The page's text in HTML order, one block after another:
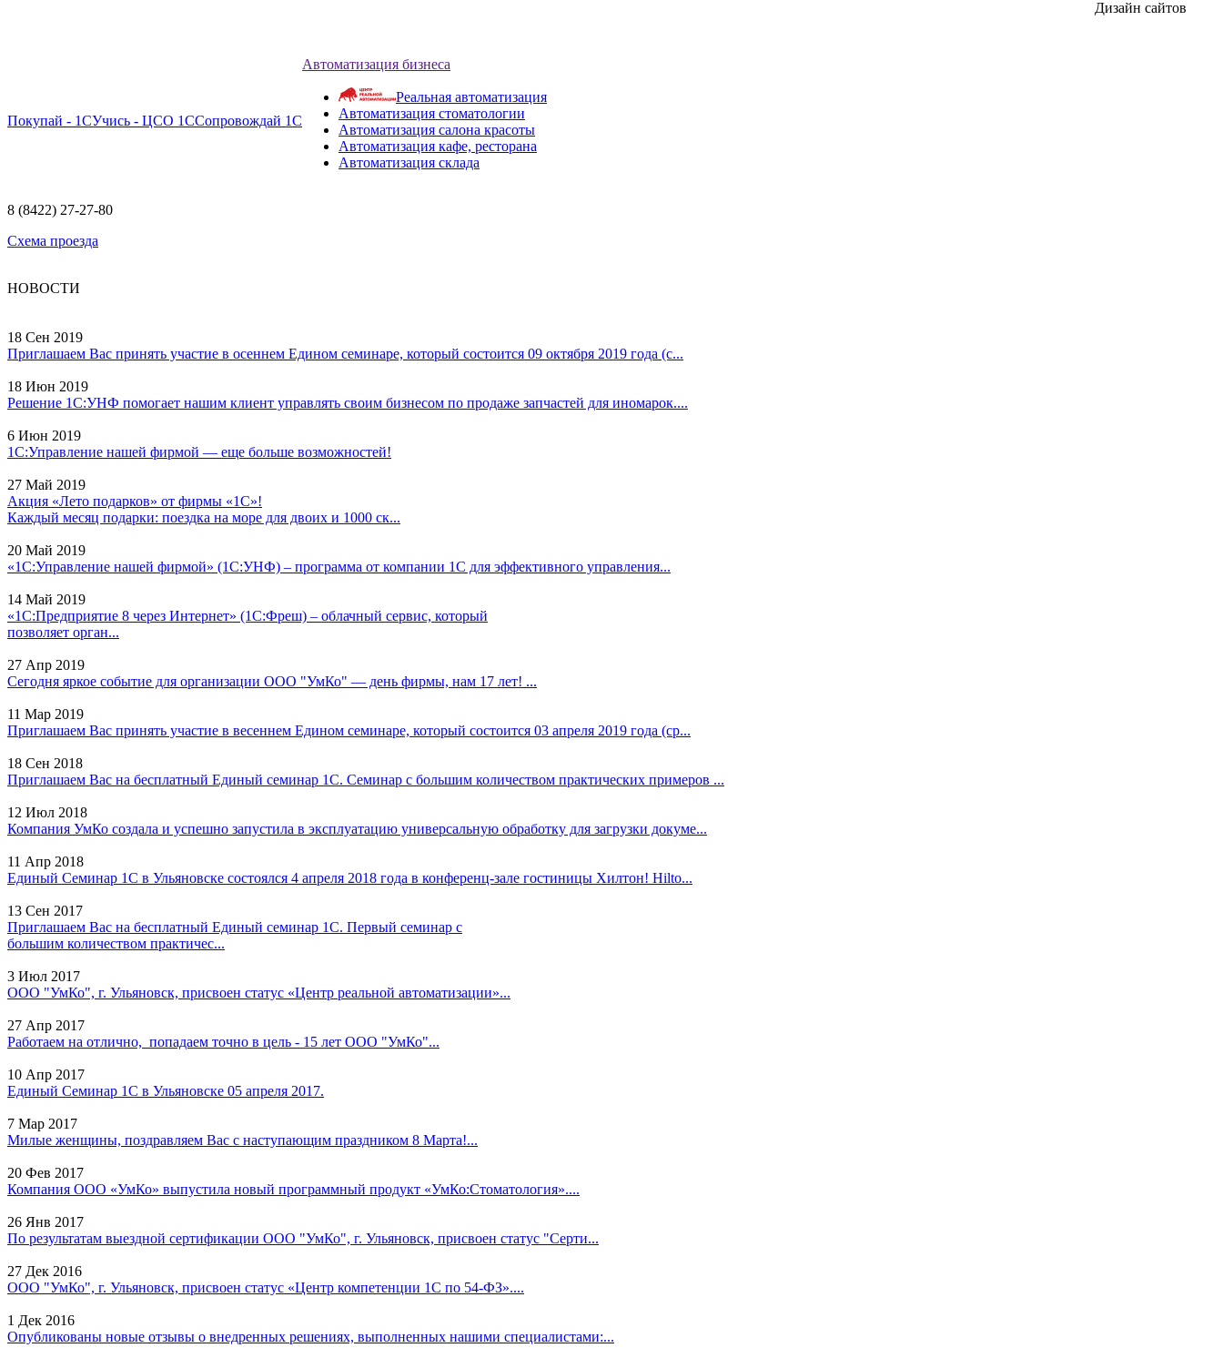
Покупай - 1СУчись - ЦСО 1ССопровождай 1С
Автоматизация бизнеса
Реальная автоматизация
Автоматизация стоматологии
Автоматизация салона красоты
Автоматизация кафе, ресторана
Автоматизация склада
8 (8422) 27-27-80
Схема проезда
НОВОСТИ
18 Сен 2019
Приглашаем Вас принять участие в осеннем Едином семинаре, который состоится 09 октября 2019 года (с...
18 Июн 2019
Решение 1С:УНФ помогает нашим клиент управлять своим бизнесом по продаже запчастей для иномарок....
6 Июн 2019
1С:Управление нашей фирмой — еще больше возможностей!
27 Май 2019
Акция «Лето подарков» от фирмы «1С»!
Каждый месяц подарки: поездка на море для двоих и 1000 ск...
20 Май 2019
«1С:Управление нашей фирмой» (1С:УНФ) – программа от компании 1С для эффективного управления...
14 Май 2019
«1С:Предприятие 8 через Интернет» (1С:Фреш) – облачный сервис, который
позволяет орган...
27 Апр 2019
Сегодня яркое событие для организации ООО "УмКо" — день фирмы, нам 17 лет! ...
11 Мар 2019
Приглашаем Вас принять участие в весеннем Едином семинаре, который состоится 03 апреля 2019 года (ср...
18 Сен 2018
Приглашаем Вас на бесплатный Единый семинар 1С. Семинар с большим количеством практических примеров ...
12 Июл 2018
Компания УмКо создала и успешно запустила в эксплуатацию универсальную обработку для загрузки докуме...
11 Апр 2018
Единый Семинар 1С в Ульяновске состоялся 4 апреля 2018 года в конференц-зале гостиницы Хилтон! Hilto...
13 Сен 2017
Приглашаем Вас на бесплатный Единый семинар 1С. Первый семинар с
большим количеством практичес...
3 Июл 2017
ООО "УмКо", г. Ульяновск, присвоен статус «Центр реальной автоматизации»...
27 Апр 2017
Работаем на отлично, попадаем точно в цель - 15 лет ООО "УмКо"...
10 Апр 2017
Единый Семинар 1С в Ульяновске 05 апреля 2017.
7 Мар 2017
Милые женщины, поздравляем Вас с наступающим праздником 8 Марта!...
20 Фев 2017
Компания ООО «УмКо» выпустила новый программный продукт «УмКо:Стоматология»....
26 Янв 2017
По результатам выездной сертификации ООО "УмКо", г. Ульяновск, присвоен статус "Серти...
27 Дек 2016
ООО "УмКо", г. Ульяновск, присвоен статус «Центр компетенции 1С по 54-ФЗ»....
1 Дек 2016
Опубликованы новые отзывы о внедренных решениях, выполненных нашими специалистами:...
Дизайн сайтов